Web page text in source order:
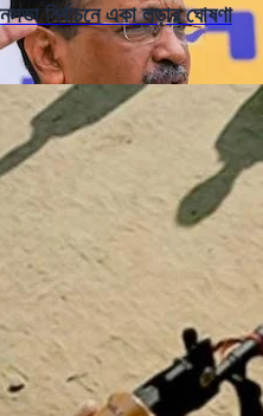
নির্বাচনে একা লড়ার ঘোষণা